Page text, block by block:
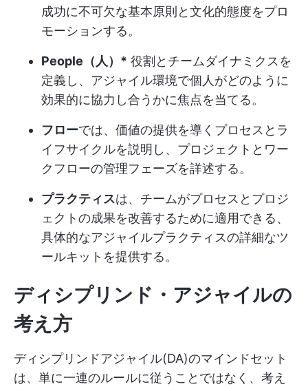
成功に不可欠な基本原則と文化的態度をプロ
モーションする。
People（人）* 役割とチームダイナミクスを
定義し、アジャイル環境で個人がどのように
効果的に協力し合うかに焦点を当てる。
フローでは、価値の提供を導くプロセスとラ
イフサイクルを説明し、プロジェクトとワー
クフローの管理フェーズを詳述する。
プラクティスは、チームがプロセスとプロジ
ェクトの成果を改善するために適用できる、
具体的なアジャイルプラクティスの詳細なツ
ールキットを提供する。
ディシプリンド・アジャイルの
考え方
ディシプリンドアジャイル(DA)のマインドセット
は、単に一連のルールに従うことではなく、考え